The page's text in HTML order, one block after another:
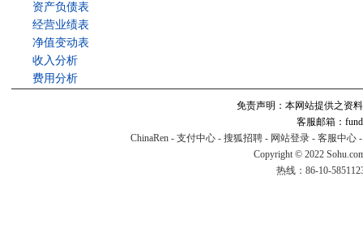
资产负债表
经营业绩表
净值变动表
收入分析
费用分析
免责声明：本网站提供之资
客服邮箱：
ChinaRen - 支付中心 - 搜狐招聘 - 网站登录 - 客服中心
Copyright © 2022
热线：86-10-